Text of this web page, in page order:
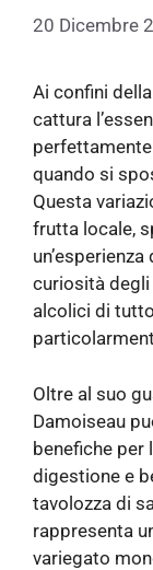
20 Dicembre
Ai confini della
cattura
quando si
Questa
frutta locale,
curiosità
alcolici di
Oltre al suo
Damoiseau
benefiche per
digestione e
tavolozza di
rappresenta
variegato